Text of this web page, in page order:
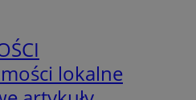
lokalne